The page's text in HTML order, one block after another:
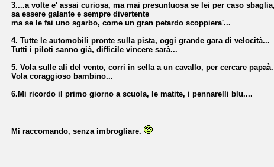
3....a volte e' assai curiosa, ma mai presuntuosa se lei per caso
sa essere galante e sempre divertente
ma se le fai uno sgarbo, come un gran petardo scoppiera'...
4. Tutte le automobili pronte sulla pista, oggi grande gara di velocità...
Tutti i piloti sanno già, difficile vincere sarà...
5. Vola sulle ali del vento, corri in sella a un cavallo, per cercare papaà.
Vola coraggioso bambino...
6.Mi ricordo il primo giorno a scuola, le matite, i pennarelli blu....
Mi raccomando, senza imbrogliare.